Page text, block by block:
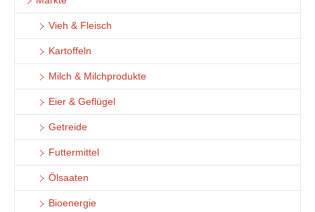
Vieh & Fleisch
Kartoffeln
Milch & Milchprodukte
Eier & Geflügel
Getreide
Futtermittel
Ölsaaten
Bioenergie